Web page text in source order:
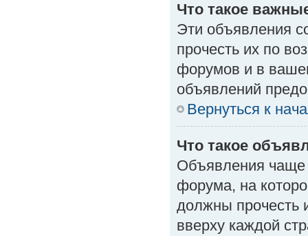
Что такое
Эти объявления
прочесть их по
форумов и в
объявлений
Вернуться к
Что такое
Объявления
форума, на
должны прочесть
вверху каждой